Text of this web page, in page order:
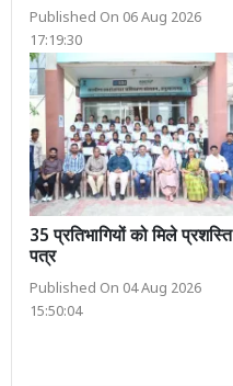
Published On 06 Aug 2026
17:19:30
35 प्रतिभागियों को मिले प्रशस्ति
पत्र
Published On 04 Aug 2026
15:50:04